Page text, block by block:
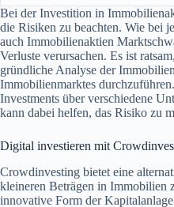
Bei der Investition in
die Risiken zu beachten. Wie bei
auch Immobilienaktien
Verluste verursachen. Es ist
gründliche Analyse der
Immobilienmarktes
Investments über verschiedene
kann dabei helfen, das Risiko zu
Digital investieren mit
Crowdinvesting bietet eine
kleineren Beträgen in Immobilien
innovative Form der